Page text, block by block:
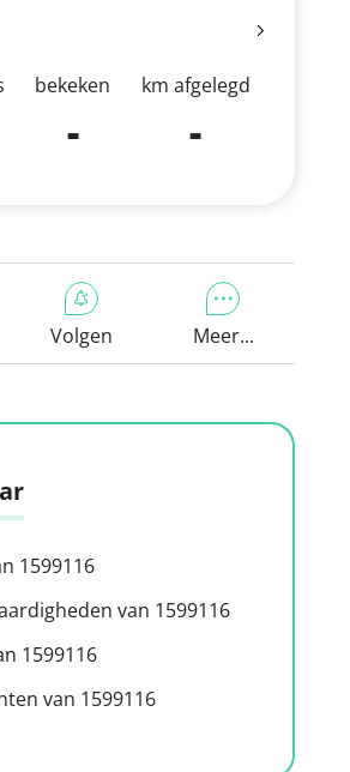
bekeken
-
km afgelegd
-
Volgen Meer...
1599116
van 1599116
1599116
van 1599116